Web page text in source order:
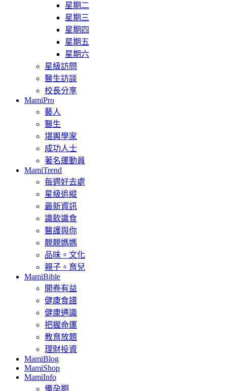
星期二
星期三
星期四
星期五
星期六
星級訪問
醫生訪談
校長分享
MamiPro
藝人
醫生
堪輿學家
成功人士
著名運動員
MamiTrend
每週好去處
星級追縱
最新資訊
識飲識食
醫護與你
靚靚媽媽
品味。文化
親子。育兒
MamiBible
開卷有益
健康食譜
健康通識
把握命運
教育放題
理財投資
MamiBlog
MamiShop
MamiInfo
備孕期